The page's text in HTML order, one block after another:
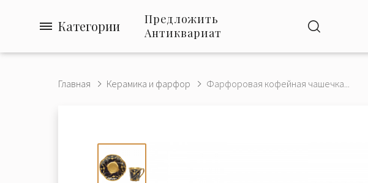
Категории
Предложить
Антиквариат
Главная Керамика и фарфор Фарфоровая кофейная чашечка...